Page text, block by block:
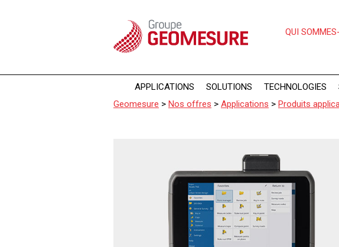
QUI
APPLICATIONS SOLUTIONS TECHNOLOGIES
Geomesure > Nos offres > Applications > Produits